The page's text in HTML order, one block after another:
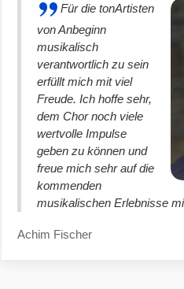
Für die tonArtisten
von Anbeginn
musikalisch
verantwortlich zu sein
erfüllt mich mit viel
Freude. Ich hoffe sehr,
dem Chor noch viele
wertvolle Impulse
geben zu können und
freue mich sehr auf die
kommenden
musikalischen Erlebnisse
Achim Fischer